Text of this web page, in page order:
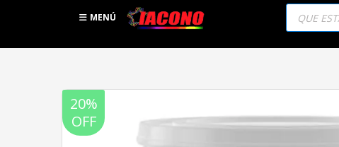
MENÚ
Búsqueda
productos
20%
OFF